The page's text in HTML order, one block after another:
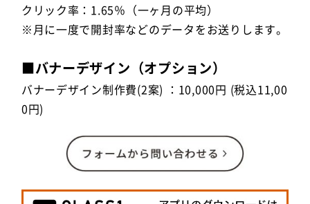
クリック率：1.65％（一ヶ月の平均）
※月に一度で開封率などのデータをお送りします。
■バナーデザイン（オプション）
バナーデザイン制作費(2案) ：10,000円 (税込11,00
0円)